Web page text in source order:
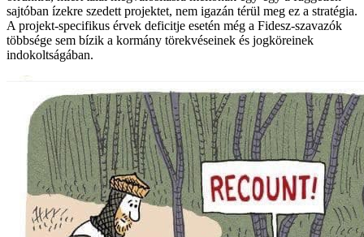
sajtóban ízekre szedett projektet, nem igazán térül meg ez a stratégia.
A projekt-specifikus érvek deficitje esetén még a Fidesz-szavazók
többsége sem bízik a kormány törekvéseinek és jogköreinek
indokoltságában.